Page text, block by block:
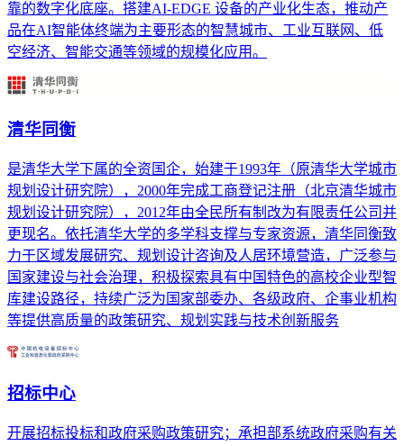
靠的数字化底座。搭建AI-EDGE 设备的产业化生态，推动产
品在AI智能体终端为主要形态的智慧城市、工业互联网、低
空经济、智能交通等领域的规模化应用。
清华同衡
是清华大学下属的全资国企，始建于1993年（原清华大学城市
规划设计研究院），2000年完成工商登记注册（北京清华城市
规划设计研究院），2012年由全民所有制改为有限责任公司并
更现名。依托清华大学的多学科支撑与专家资源，清华同衡致
力于区域发展研究、规划设计咨询及人居环境营造，广泛参与
国家建设与社会治理，积极探索具有中国特色的高校企业型智
库建设路径，持续广泛为国家部委办、各级政府、企事业机构
等提供高质量的政策研究、规划实践与技术创新服务
招标中心
开展招标投标和政府采购政策研究；承担部系统政府采购有关